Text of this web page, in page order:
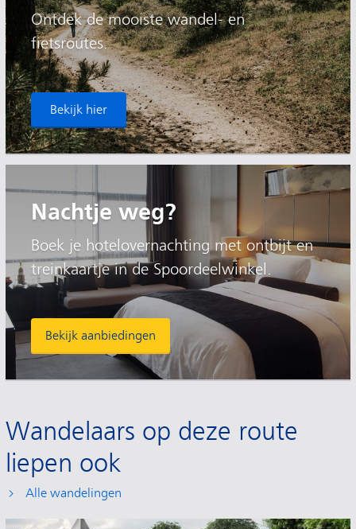
Ontdek de mooiste wandel- en
fietsroutes.
Bekijk hier
Nachtje weg?
Boek je hotelovernachting met ontbijt en
treinkaartje in de Spoordeelwinkel.
Bekijk aanbiedingen
Wandelaars op deze route
liepen ook
Alle wandelingen